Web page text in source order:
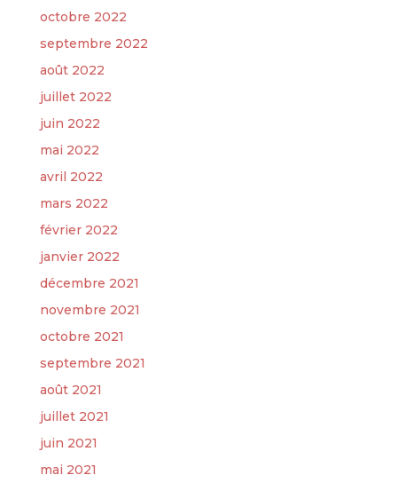
octobre 2022
septembre 2022
août 2022
juillet 2022
juin 2022
mai 2022
avril 2022
mars 2022
février 2022
janvier 2022
décembre 2021
novembre 2021
octobre 2021
septembre 2021
août 2021
juillet 2021
juin 2021
mai 2021